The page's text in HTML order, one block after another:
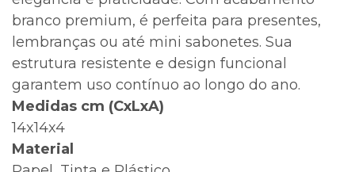
branco premium, é perfeita para presentes,
lembranças ou até mini sabonetes. Sua
estrutura resistente e design funcional
garantem uso contínuo ao longo do ano.
Medidas cm (CxLxA)
14x14x4
Material